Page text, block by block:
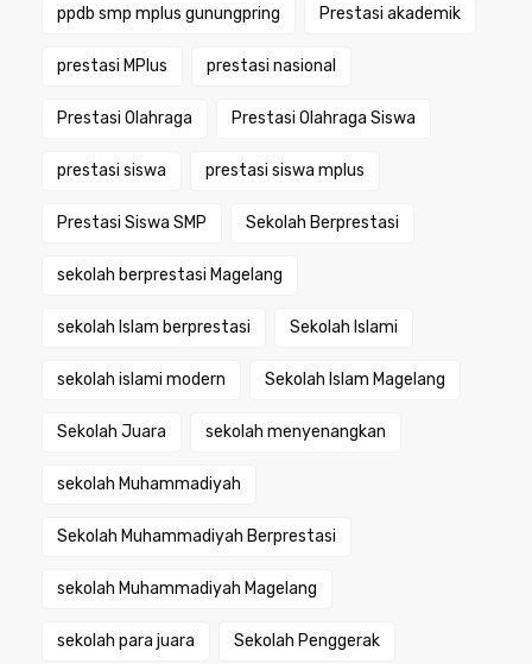
ppdb smp mplus gunungpring Prestasi akademik
prestasi MPlus prestasi nasional
Prestasi Olahraga Prestasi Olahraga Siswa
prestasi siswa prestasi siswa mplus
Prestasi Siswa SMP Sekolah Berprestasi
sekolah berprestasi Magelang
sekolah Islam berprestasi Sekolah Islami
sekolah islami modern Sekolah Islam Magelang
Sekolah Juara sekolah menyenangkan
sekolah Muhammadiyah
Sekolah Muhammadiyah Berprestasi
sekolah Muhammadiyah Magelang
sekolah para juara Sekolah Penggerak